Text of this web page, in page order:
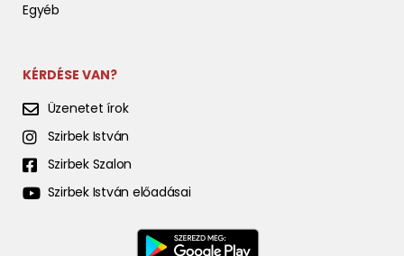
Egyéb
KÉRDÉSE VAN?
Üzenetet írok
Szirbek István
Szirbek Szalon
Szirbek István előadásai